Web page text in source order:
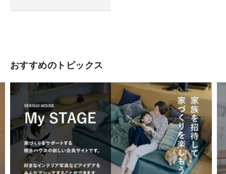
おすすめのトピックス